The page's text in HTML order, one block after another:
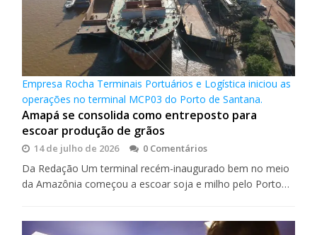
Empresa Rocha Terminais Portuários e Logística iniciou as
operações no terminal MCP03 do Porto de Santana.
Amapá se consolida como entreposto para
escoar produção de grãos
14 de julho de 2026 0 Comentários
Da Redação Um terminal recém-inaugurado bem no meio
da Amazônia começou a escoar soja e milho pelo Porto…